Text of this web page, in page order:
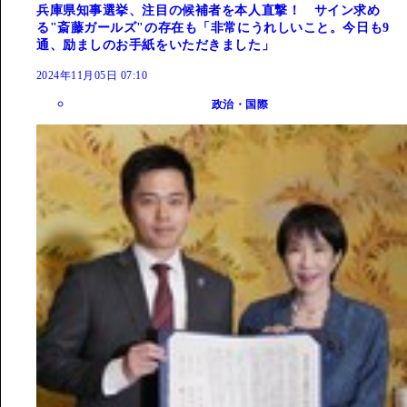
兵庫県知事選挙、注目の候補者を本人直撃！ サイン求め
る"斎藤ガールズ"の存在も「非常にうれしいこと。今日も9
通、励ましのお手紙をいただきました」
2024年11月05日 07:10
政治・国際